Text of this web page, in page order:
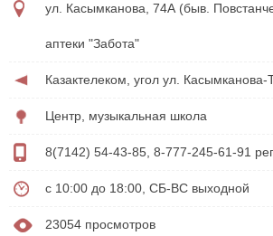
ул. Касымканова, 74А (быв.
аптеки "Забота"
Казактелеком, угол ул. Касымканова-
Центр, музыкальная школа
8(7142) 54-43-85, 8-777-245-61-91
с 10:00 до 18:00, СБ-ВС выходной
23054 просмотров